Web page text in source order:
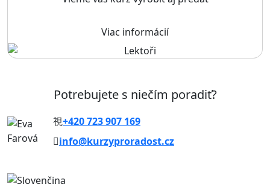
Viac informácií
Potrebujete s niečím poradiť?
+420 723 907 169
info@kurzyproradost.cz